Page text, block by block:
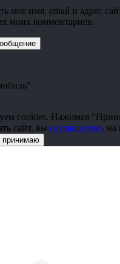
моё имя, email и адрес
моих комментариев.
cookies. Нажимая
сайт, вы соглашаетесь на
принимаю